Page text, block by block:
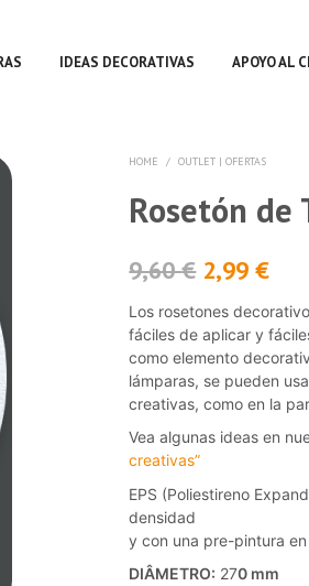
IDEAS DECORATIVAS APOYO AL
HOME / OUTLET | OFERTAS
Rosetón de
9,60€ 2,99€
Los rosetones
fáciles de aplicar y
como elemento
lámparas, se pueden
creativas, como en la
Vea algunas ideas en
creativas”
EPS (Poliestireno
densidad
y con una pre-pintura
DIÂMETRO: 270 mm